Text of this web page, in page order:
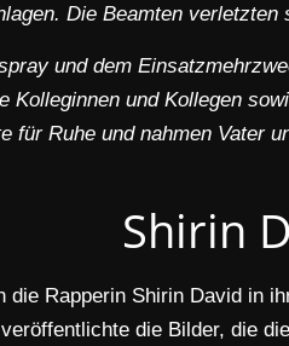
Die Beamten verletzten
und dem
Kolleginnen und Kollegen
für Ruhe und nahmen Vater
Shirin
die Rapperin Shirin David in
die Bilder, die